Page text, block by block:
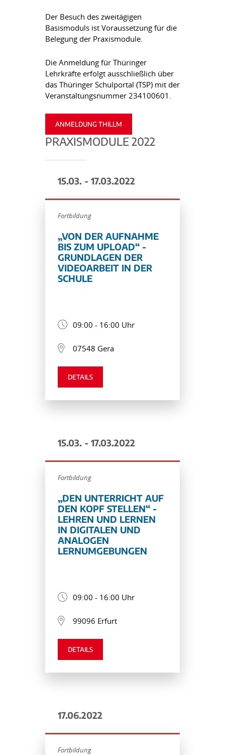
Der Besuch des zweitägigen
Basismoduls ist Voraussetzung für die
Belegung der Praxismodule.
Die Anmeldung für Thüringer
Lehrkräfte erfolgt ausschließlich über
das Thüringer Schulportal (TSP) mit der
Veranstaltungsnummer 234100601.
ANMELDUNG THILLM
PRAXISMODULE 2022
15.03. - 17.03.2022
Fortbildung
„VON DER AUFNAHME
BIS ZUM UPLOAD“ -
GRUNDLAGEN DER
VIDEOARBEIT IN DER
SCHULE
09:00 - 16:00 Uhr
07548 Gera
DETAILS
15.03. - 17.03.2022
Fortbildung
„DEN UNTERRICHT AUF
DEN KOPF STELLEN“ -
LEHREN UND LERNEN
IN DIGITALEN UND
ANALOGEN
LERNUMGEBUNGEN
09:00 - 16:00 Uhr
99096 Erfurt
DETAILS
17.06.2022
Fortbildung